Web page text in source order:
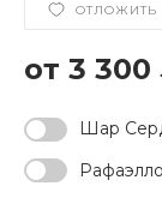
ОТЛОЖИТЬ
3 300
Шар